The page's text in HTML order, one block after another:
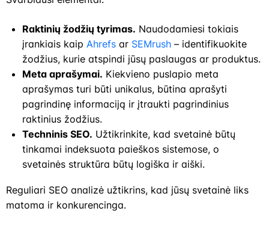
Raktinių žodžių tyrimas. Naudodamiesi tokiais
įrankiais kaip Ahrefs ar SEMrush – identifikuokite
žodžius, kurie atspindi jūsų paslaugas ar produktus.
Meta aprašymai. Kiekvieno puslapio meta
aprašymas turi būti unikalus, būtina aprašyti
pagrindinę informaciją ir įtraukti pagrindinius
raktinius žodžius.
Techninis SEO. Užtikrinkite, kad svetainė būtų
tinkamai indeksuota paieškos sistemose, o
svetainės struktūra būtų logiška ir aiški.
Reguliari SEO analizė užtikrins, kad jūsų svetainė liks
matoma ir konkurencinga.